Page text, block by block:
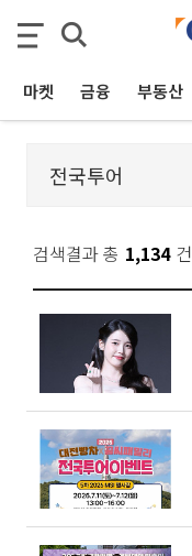
마켓 금융 부동산
검색결과 총 1,134 건